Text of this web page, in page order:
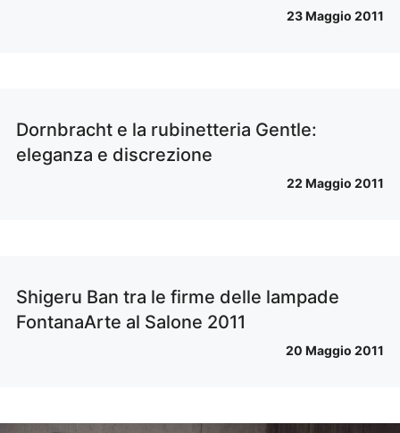
23 Maggio 2011
Dornbracht e la rubinetteria Gentle:
eleganza e discrezione
22 Maggio 2011
Shigeru Ban tra le firme delle lampade
FontanaArte al Salone 2011
20 Maggio 2011